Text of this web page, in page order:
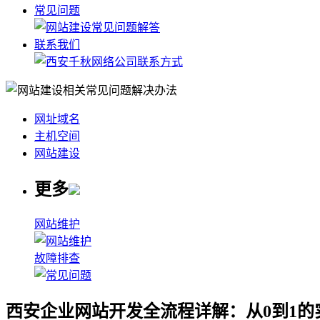
常见问题
联系我们
网址域名
主机空间
网站建设
更多
网站维护
故障排查
西安企业网站开发全流程详解：从0到1的